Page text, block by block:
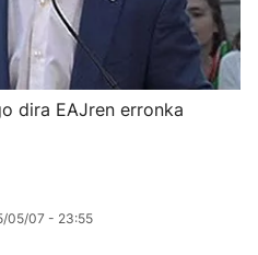
dira EAJren erronka
05/07 - 23:55